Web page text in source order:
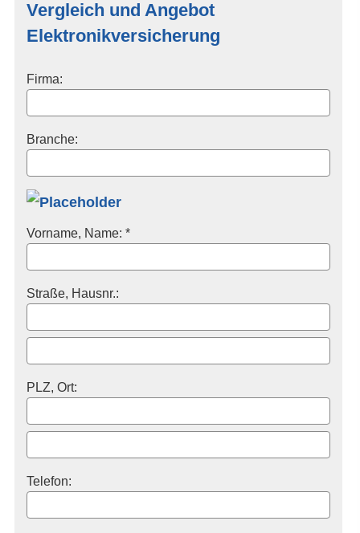
Vergleich und Angebot
Elektronikversicherung
Firma:
Branche:
Vorname, Name: *
Straße, Hausnr.:
PLZ, Ort:
Telefon: